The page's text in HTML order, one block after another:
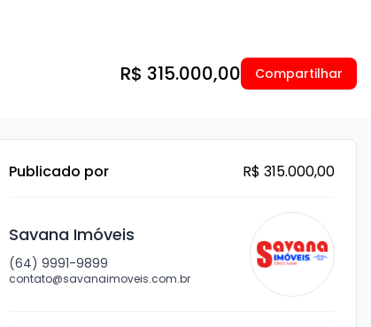
R$ 315.000,00 Compartilhar
Publicado por R$ 315.000,00
Savana Imóveis
(64) 9991-9899
contato@savanaimoveis.com.br